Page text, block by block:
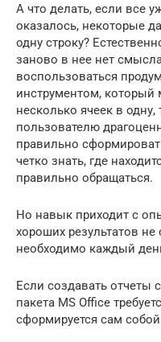
А что делать, если все
оказалось, некоторые
одну строку?
заново в нее нет
воспользоваться
инструментом, который
несколько ячеек в
пользователю
правильно
четко знать, где
правильно обращаться.
Но навык приходит с
хороших результатов
необходимо каждый
Если создавать
пакета MS Office
сформируется сам